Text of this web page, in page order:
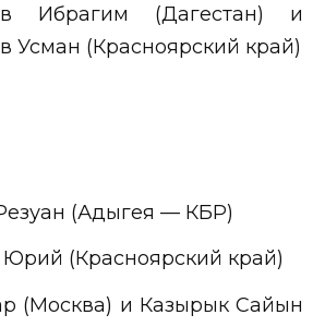
Ибрагим (Дагестан) и
Усман (Красноярский край)
(Адыгея — КБР)
(Красноярский край)
(Москва) и Казырык Сайын